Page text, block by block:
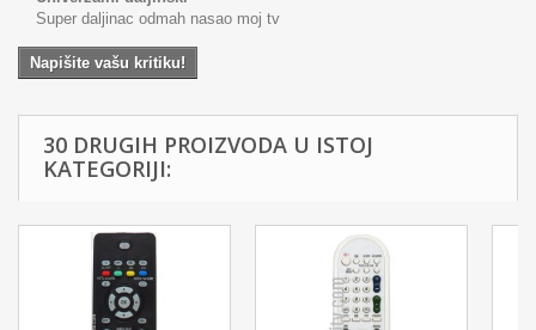
Super daljinac odmah nasao moj tv
Napišite vašu kritiku!
30 DRUGIH PROIZVODA U ISTOJ
KATEGORIJI: